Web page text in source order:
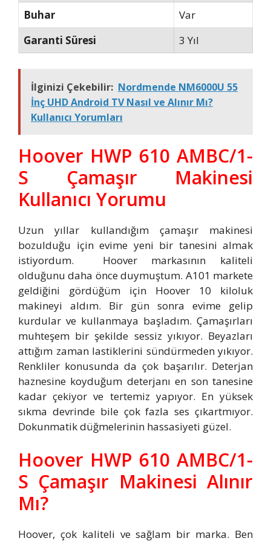
Buhar
Var
Garanti Süresi
3 Yıl
İlginizi Çekebilir: Nordmende NM6000U 55
İnç UHD Android TV Nasıl ve Alınır Mı?
Kullanıcı Yorumları
Hoover HWP 610 AMBC/1-
S Çamaşır Makinesi
Kullanıcı Yorumu
Uzun yıllar kullandığım çamaşır makinesi
bozulduğu için evime yeni bir tanesini almak
istiyordum. Hoover markasının kaliteli
olduğunu daha önce duymuştum. A101 markete
geldiğini gördüğüm için Hoover 10 kiloluk
makineyi aldım. Bir gün sonra evime gelip
kurdular ve kullanmaya başladım. Çamaşırları
muhteşem bir şekilde sessiz yıkıyor. Beyazları
attığım zaman lastiklerini sündürmeden yıkıyor.
Renkliler konusunda da çok başarılır. Deterjan
haznesine koyduğum deterjanı en son tanesine
kadar çekiyor ve tertemiz yapıyor. En yüksek
sıkma devrinde bile çok fazla ses çıkartmıyor.
Dokunmatik düğmelerinin hassasiyeti güzel.
Hoover HWP 610 AMBC/1-
S Çamaşır Makinesi Alınır
Mı?
Hoover, çok kaliteli ve sağlam bir marka. Ben